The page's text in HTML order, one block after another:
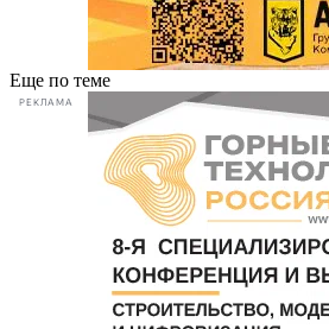
Еще по теме
РЕКЛАМА